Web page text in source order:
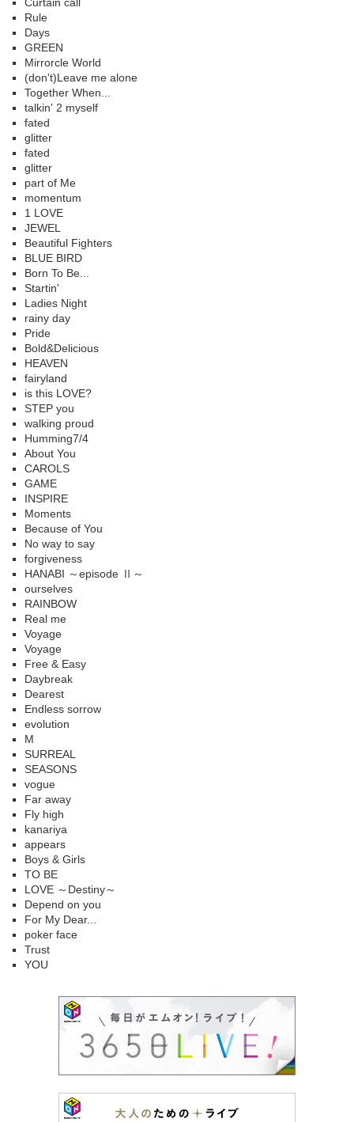
Rule
Days
GREEN
Mirrorcle World
(don't)Leave me alone
Together When...
talkin' 2 myself
fated
glitter
fated
glitter
part of Me
momentum
1 LOVE
JEWEL
Beautiful Fighters
BLUE BIRD
Born To Be...
Startin'
Ladies Night
rainy day
Pride
Bold&Delicious
HEAVEN
fairyland
is this LOVE?
STEP you
walking proud
Humming7/4
About You
CAROLS
GAME
INSPIRE
Moments
Because of You
No way to say
forgiveness
HANABI ～episode Ⅱ～
ourselves
RAINBOW
Real me
Voyage
Voyage
Free & Easy
Daybreak
Dearest
Endless sorrow
evolution
M
SURREAL
SEASONS
vogue
Far away
Fly high
kanariya
appears
Boys & Girls
TO BE
LOVE ～Destiny～
Depend on you
For My Dear...
poker face
Trust
YOU